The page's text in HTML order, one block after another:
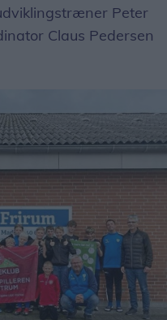
Peter
Claus Pedersen